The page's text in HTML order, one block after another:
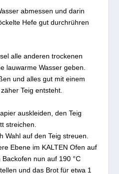
abmessen und darin
Hefe gut durchrühren
alle anderen trockenen
lauwarme Wasser geben.
und alles gut mit einem
Teig entsteht.
auskleiden, den Teig
streichen.
Wahl auf den Teig streuen.
Ebene im KALTEN Ofen auf
nun auf 190 °C
und das Brot für etwa 1